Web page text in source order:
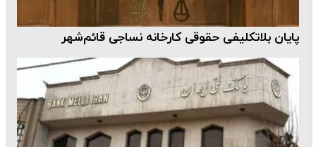
پایان بلاتکلیفی حقوقی کارخانه نساجی قائم‌شهر